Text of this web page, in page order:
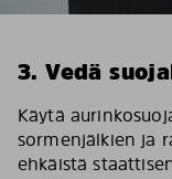
3. Vedä
Käytä
sormenjälkien ja
ehkäistä